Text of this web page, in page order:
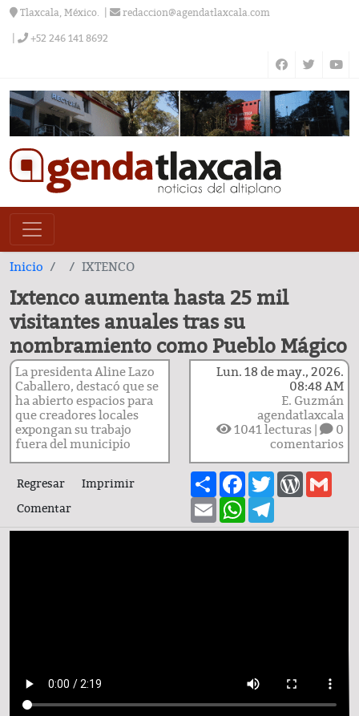
Tlaxcala, México. redaccion@agendatlaxcala.com
+52 246 141 8692
Inicio IXTENCO
Ixtenco aumenta hasta 25 mil
visitantes anuales tras su
nombramiento como Pueblo Mágico
La presidenta Aline Lazo
Caballero, destacó que se
ha abierto espacios para
que creadores locales
expongan su trabajo
fuera del municipio
Lun. 18 de may., 2026.
08:48 AM
E. Guzmán
agendatlaxcala
1041lecturas |
0
comentarios
Regresar
Imprimir
Comentar
ShareFacebook
Twitter
EmailWhatsApp